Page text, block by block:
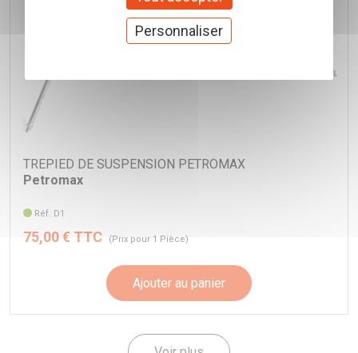
Capacité marmite (max.) : 0,93 litre(s)
Capacité couvercle (max.) : 0,25 litre(s)
1 x Marmite en fonte ft1 avec une surface plane au-dessous
1 x Mode d'emploi (allemand/anglais/français)
TREPIED DE SUSPENSION PETROMAX
Petromax
Réf. D1
75,00 € TTC (Prix pour 1 Pièce)
Ajouter au panier
Personnaliser